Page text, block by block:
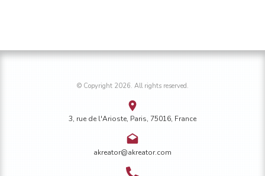
la
la
produit
© Copyright 2026. All rights reserved.
3, rue de l'Arioste, Paris, 75016, France
akreator@akreator.com